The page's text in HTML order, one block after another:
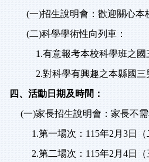
(一)招生說明會：歡迎關心本
(二)科學學術性向列車：
1.有意報考本校科學班之國
2.對科學有興趣之本縣國三
四、活動日期及時間：
(一)家長招生說明會：家長不
1.第一場次： 115年2 月3日
2.第二場次： 115年2 月4日